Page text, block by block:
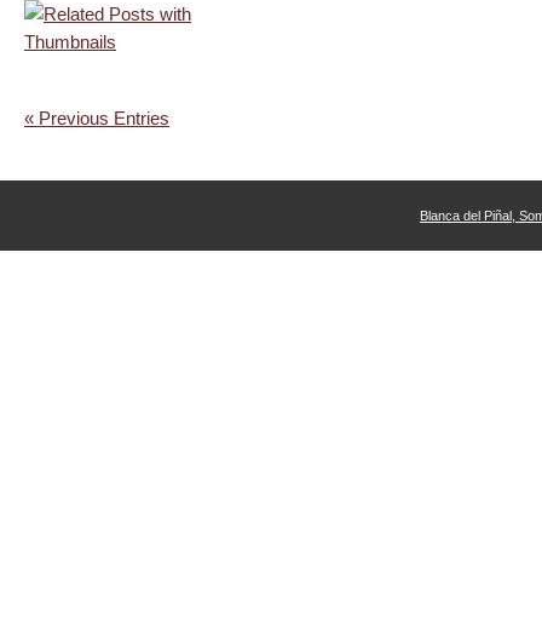
« Previous Entries
Blanca del Piñal,